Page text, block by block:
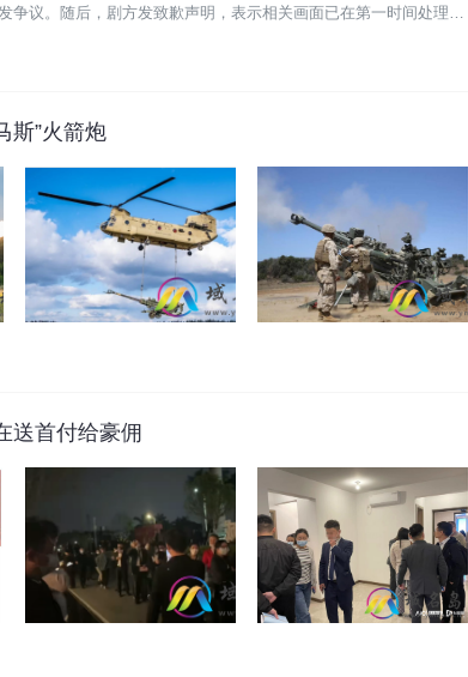
争议。随后，剧方发致歉声明，表示相关画面已在第一时间处理，
斯”火箭炮
送首付给豪佣